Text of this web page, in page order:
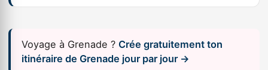
Voyage à Grenade ? Crée gratuitement ton
itinéraire de Grenade jour par jour →